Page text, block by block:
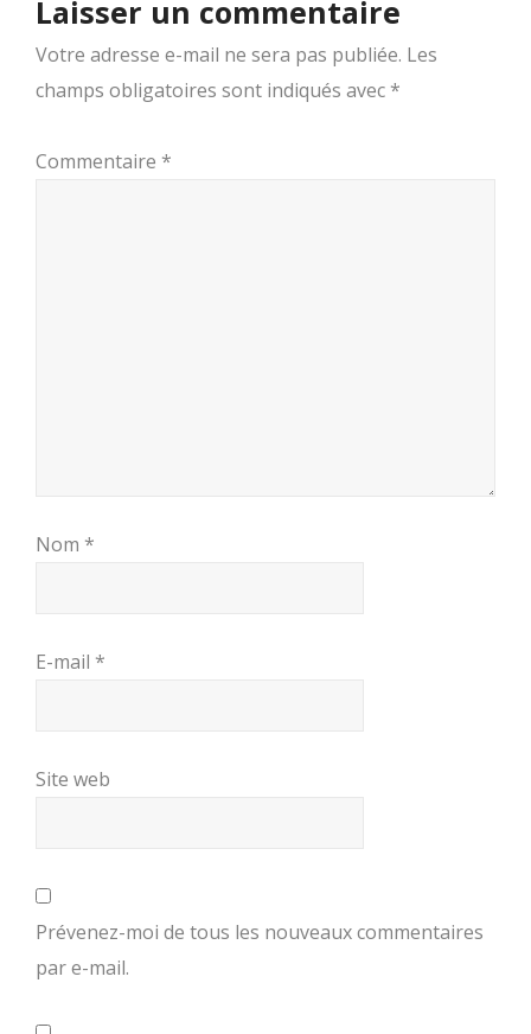
Laisser un commentaire
Votre adresse e-mail ne sera pas publiée. Les
champs obligatoires sont indiqués avec *
Commentaire *
Nom *
E-mail *
Site web
Prévenez-moi de tous les nouveaux commentaires
par e-mail.